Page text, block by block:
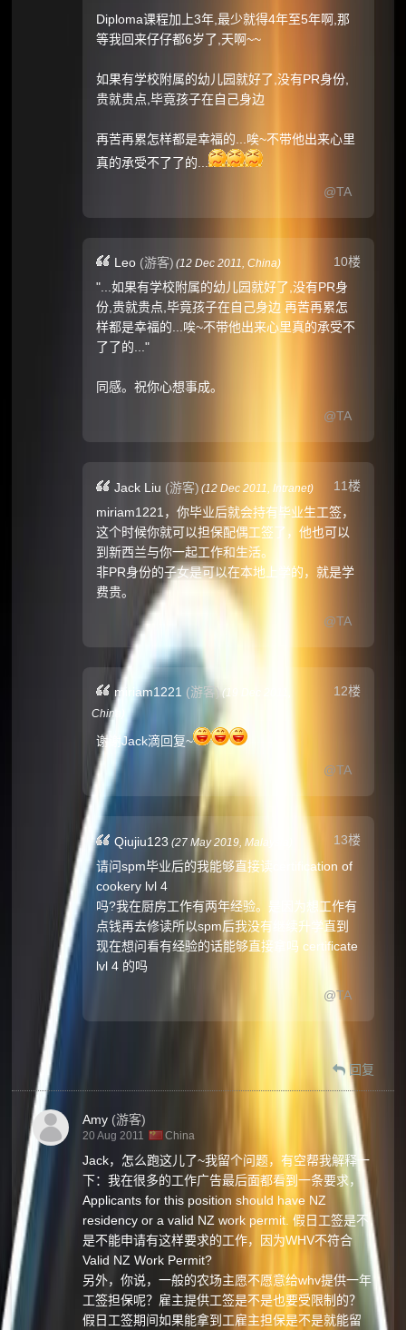
Diploma课程加上3年,最少就得4年至5年啊,那
等我回来仔仔都6岁了,天啊~~
如果有学校附属的幼儿园就好了,没有PR身份,
贵就贵点,毕竟孩子在自己身边
再苦再累怎样都是幸福的...唉~不带他出来心里
真的承受不了了的...
@TA
10楼
Leo (游客) (12 Dec 2011,China)
"...如果有学校附属的幼儿园就好了,没有PR身
份,贵就贵点,毕竟孩子在自己身边 再苦再累怎
样都是幸福的...唉~不带他出来心里真的承受不
了了的..."
同感。祝你心想事成。
@TA
11楼
Jack Liu (游客) (12 Dec 2011,Intranet)
miriam1221，你毕业后就会持有毕业生工签，
这个时候你就可以担保配偶工签了，他也可以
到新西兰与你一起工作和生活。
非PR身份的子女是可以在本地上学的，就是学
费贵。
@TA
12楼
miriam1221 (游客) (19 Dec 2011,
China
谢谢Jack滴回复~
@TA
13楼
Qiujiu123 (27 May 2019,Malaysia
请问spm毕业后的我能够直接读certification of
cookery lvl 4
吗?我在厨房工作有两年经验。是因为想工作有
点钱再去修读所以spm后我没有继续升学直到
现在想问看有经验的话能够直接拿吗 certificate
lvl 4 的吗
@TA
回复
Amy (游客)
20 Aug 2011 China
Jack，怎么跑这儿了~我留个问题，有空帮我解释一
下：我在很多的工作广告最后面都看到一条要求，
Applicants for this position should have NZ
residency or a valid NZ work permit. 假日工签是不
是不能申请有这样要求的工作，因为WHV不符合
Valid NZ Work Permit?
另外，你说，一般的农场主愿不愿意给whv提供一年
工签担保呢？雇主提供工签是不是也要受限制的？
假日工签期间如果能拿到工雇主担保是不是就能留